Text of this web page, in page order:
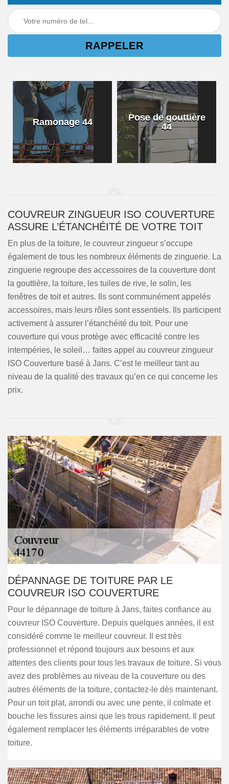
Ramonage 44
Pose de gouttière
44
COUVREUR ZINGUEUR ISO COUVERTURE
ASSURE L’ÉTANCHÉITÉ DE VOTRE TOIT
En plus de la toiture, le couvreur zingueur s’occupe
également de tous les nombreux éléments de zinguerie. La
zinguerie regroupe des accessoires de la couverture dont
la gouttière, la toiture, les tuiles de rive, le solin, les
fenêtres de toit et autres. Ils sont communément appelés
accessoires, mais leurs rôles sont essentiels. Ils participent
activement à assurer l’étanchéité du toit. Pour une
couverture qui vous protège avec efficacité contre les
intempéries, le soleil… faites appel au couvreur zingueur
ISO Couverture basé à Jans. C’est le meilleur tant au
niveau de la qualité des travaux qu’en ce qui concerne les
prix.
DÉPANNAGE DE TOITURE PAR LE
COUVREUR ISO COUVERTURE
Pour le dépannage de toiture à Jans, faites confiance au
couvreur ISO Couverture. Depuis quelques années, il est
considéré comme le meilleur couvreur. Il est très
professionnel et répond toujours aux besoins et aux
attentes des clients pour tous les travaux de toiture. Si vous
avez des problèmes au niveau de la couverture ou des
autres éléments de la toiture, contactez-le dès maintenant.
Pour un toit plat, arrondi ou avec une pente, il colmate et
bouche les fissures ainsi que les trous rapidement. Il peut
également remplacer les éléments irréparables de votre
toiture.